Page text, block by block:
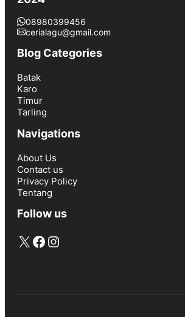
08980399456
cerialagu@gmail.com
Blog Categories
Batak
Karo
Timur
Tarling
Navigations
About Us
Contact us
Privacy Policy
Tentang
Follow us
X Facebook
Instagram